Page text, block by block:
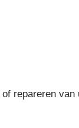
repareren van